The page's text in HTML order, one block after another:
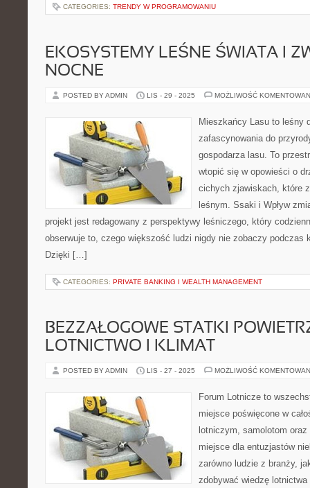
CATEGORIES: TRENDY W PROGRAMOWANIU
EKOSYSTEMY LEŚNE ŚWIATA I
NOCNE
POSTED BY ADMIN LIS - 29 - 2025 MOŻLIWOŚĆ
Mieszkańcy Lasu to leśny
zafascynowania do
gospodarza lasu. To
wtopić się w opowieści o
cichych zjawiskach, które
leśnym. Ssaki i Wpływ
projekt jest redagowany z perspektywy leśniczego, który
obserwuje to, czego większość ludzi nigdy nie zobaczy podczas
Dzięki […]
CATEGORIES: PRIVATE BANKING I WEALTH MANAGEMENT
BEZZAŁOGOWE STATKI
LOTNICTWO I KLIMAT
POSTED BY ADMIN LIS - 27 - 2025 MOŻLIWOŚĆ
Forum Lotnicze to
miejsce poświęcone w
lotniczym, samolotom
miejsce dla entuzjastów
zarówno ludzie z branży,
zdobywać wiedzę